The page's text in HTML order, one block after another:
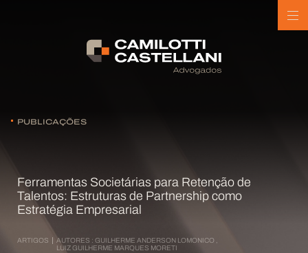
PUBLICAÇÕES
Ferramentas Societárias para Retenção de
Talentos: Estruturas de Partnership como
Estratégia Empresarial
ARTIGOS AUTORES : GUILHERME ANDERSON LOMONICO ,
LUIZ GUILHERME MARQUES MORETI